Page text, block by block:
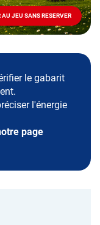
AU JEU SANS RESERVER
PARTICIPER
AU
JEU
RESERVER
le gabarit
l'énergie
page